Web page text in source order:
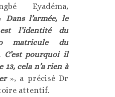
Eyadéma,
Dans l’armée, le
l’identité du
matricule du
C’est pourquoi il
cela n’a rien à
», a précisé Dr
attentif.